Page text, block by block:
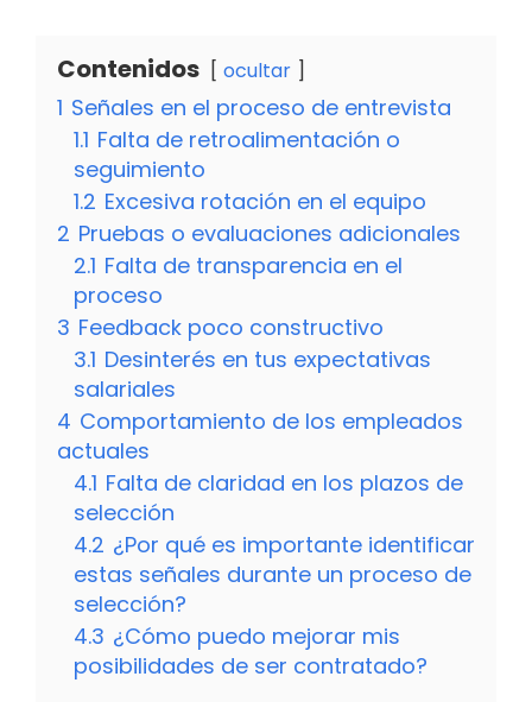
Contenidos ocultar
1 Señales en el proceso de entrevista
1.1 Falta de retroalimentación o
seguimiento
1.2 Excesiva rotación en el equipo
2 Pruebas o evaluaciones adicionales
2.1 Falta de transparencia en el
proceso
3 Feedback poco constructivo
3.1 Desinterés en tus expectativas
salariales
4 Comportamiento de los empleados
actuales
4.1 Falta de claridad en los plazos de
selección
4.2 ¿Por qué es importante identificar
estas señales durante un proceso de
selección?
4.3 ¿Cómo puedo mejorar mis
posibilidades de ser contratado?